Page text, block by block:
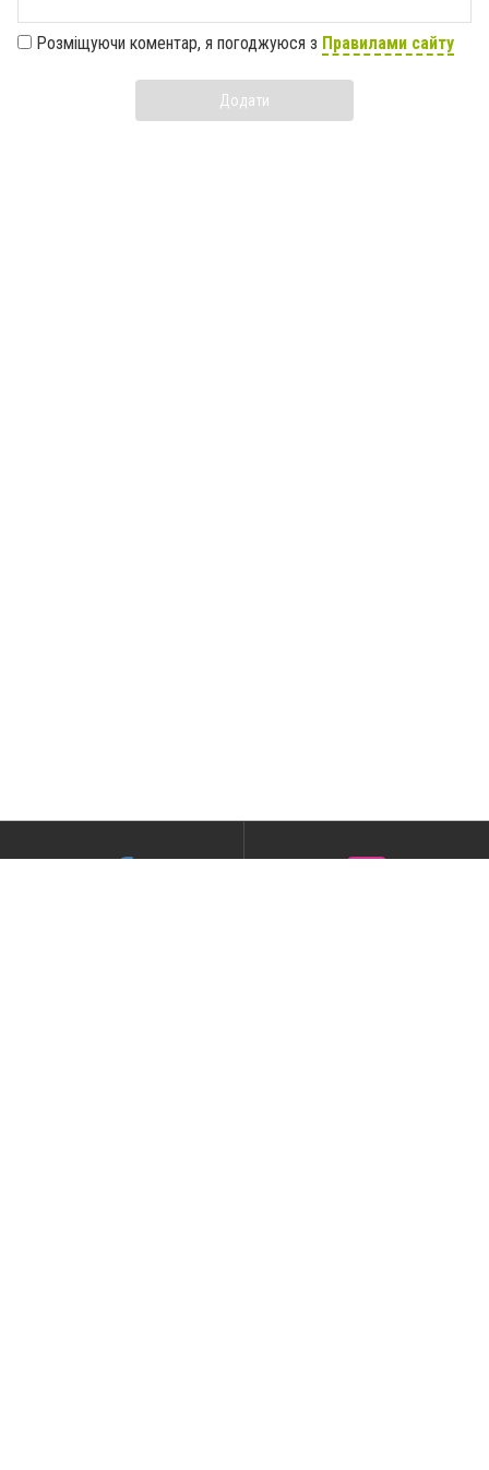
Розміщуючи коментар, я погоджуюся з Правилами сайту
Додати